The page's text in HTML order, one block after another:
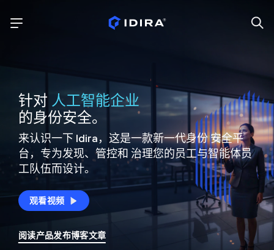
针对 人工智能企业
的身份安全。
来认识一下 Idira，这是一款新一代身份安全平
台，专为发现、管控和 治理您的员工与智能体员
工队伍而设计。
观看视频
阅读产品发布博客文章